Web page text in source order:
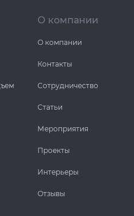
О компании
О компании
Контакты
Сотрудничество
Статьи
Мероприятия
Проекты
Интерьеры
Отзывы